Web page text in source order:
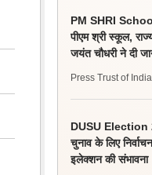
PM SHRI
पीएम श्री स्कूल,
जयंत चौधरी ने दी
Press Trust of India
DUSU Election
चुनाव के लिए
इलेक्शन की संभावना